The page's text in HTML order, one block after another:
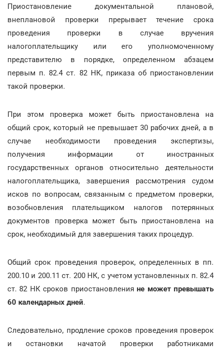
Приостановление документальной плановой,
внеплановой проверки прерывает течение срока
проведения проверки в случае вручения
налогоплательщику или его уполномоченному
представителю в порядке, определенном абзацем
первым п. 82.4 ст. 82 НК, приказа об приостановлении
такой проверки.
При этом проверка может быть приостановлена на
общий срок, который не превышает 30 рабочих дней, а в
случае необходимости проведения экспертизы,
получения информации от иностранных
государственных органов относительно деятельности
налогоплательщика, завершения рассмотрения судом
исков по вопросам, связанным с предметом проверки,
возобновления плательщиком налогов потерянных
документов проверка может быть приостановлена на
срок, необходимый для завершения таких процедур.
Общий срок проведения проверок, определенных в пп.
200.10 и 200.11 ст. 200 НК, с учетом установленных п. 82.4
ст. 82 НК сроков приостановленияне может превышать
60 календарных дней.
Следовательно, продление сроков проведения проверок
и остановки начатой проверки работниками